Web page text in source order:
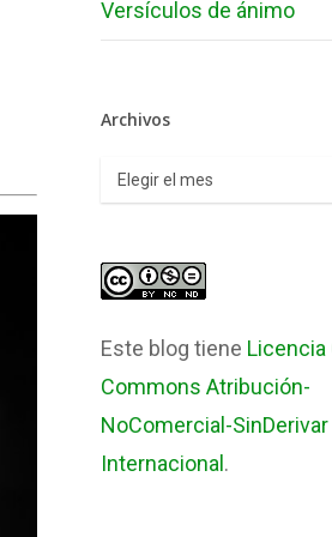
Versículos de ánimo
Archivos
Archivos
Este blog tiene Licencia
Commons Atribución-
NoComercial-SinDerivar
Internacional .